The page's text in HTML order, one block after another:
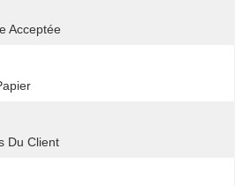
Acceptée
Du Client